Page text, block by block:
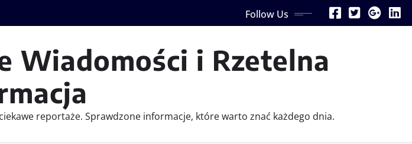
Follow Us
Wiadomości i Rzetelna
reportaże. Sprawdzone informacje, które warto znać każdego dnia.